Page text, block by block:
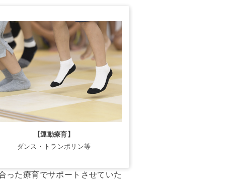
【運動療育】
ダンス・トランポリン等
った療育でサポートさせていた